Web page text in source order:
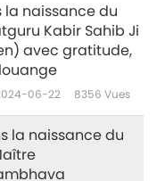
Is Wonderful Way
to GOD Within
World
Too Imposing
la naissance du
Kabir Sahib Ji
avec gratitude,
06-22 8356 Vues
la naissance du